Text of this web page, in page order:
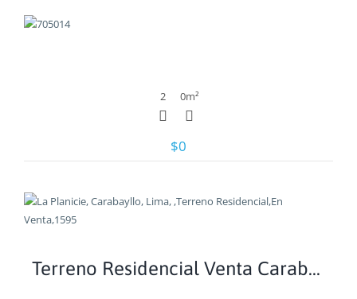
2 0m²
$0
Ver
Terreno Residencial Venta Carabayllo